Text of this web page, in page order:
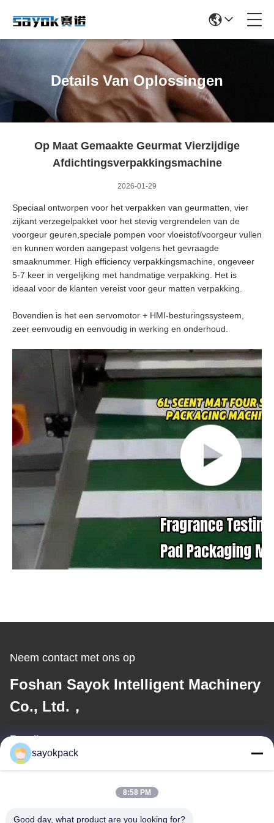
Details Van Oplossingen
Op Maat Gemaakte Geurmat Vierzijdige
Afdichtingsverpakkingsmachine
2026-01-29
Speciaal ontworpen voor het verpakken van geurmatten, vier
zijkant verzegelpakket voor het stevig vergrendelen van de
voorgeur geuren,speciale pompen voor vloeistof/voorgeur vullen
en kunnen worden aangepast volgens het gevraagde
smaaknummer. High efficiency verpakkingsmachine, ongeveer
5-7 keer in vergelijking met handmatige verpakking. Het is
ideaal voor de klanten vereist voor geur matten verpakking.
Bovendien is het een servomotor + HMI-besturingssysteem,
zeer eenvoudig en eenvoudig in werking en onderhoud.
Neem contact met ons op
Foshan Sayok Intelligent Machinery
Co., Ltd.，
E-mail
sayokpack
8:58 PM
Good day, what product are you looking for?